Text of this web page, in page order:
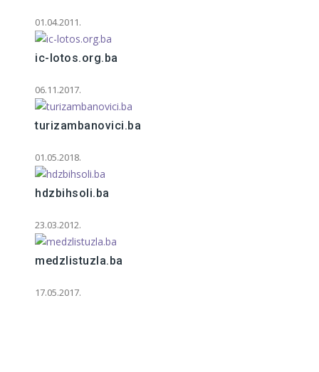
01.04.2011.
ic-lotos.org.ba
06.11.2017.
turizambanovici.ba
01.05.2018.
hdzbihsoli.ba
23.03.2012.
medzlistuzla.ba
17.05.2017.